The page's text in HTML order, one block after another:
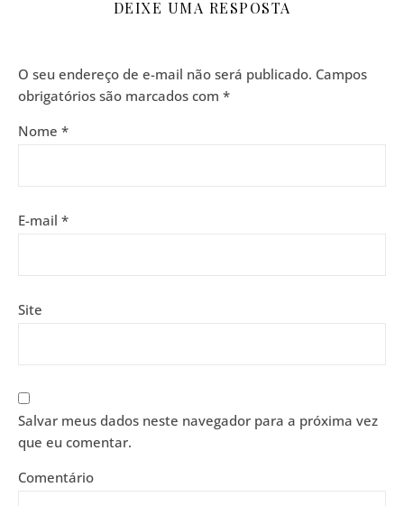
DEIXE UMA RESPOSTA
O seu endereço de e-mail não será publicado. Campos
obrigatórios são marcados com *
Nome *
E-mail *
Site
Salvar meus dados neste navegador para a próxima vez
que eu comentar.
Comentário